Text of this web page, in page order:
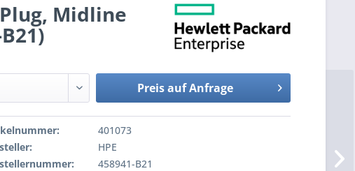
Plug, Midline
Preis auf Anfrage
401073
HPE
458941-B21